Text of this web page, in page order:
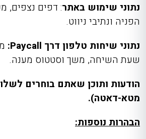
נתוני שימוש באתר: דפים נצפים,
הפניה ונתיבי ניווט.
נתוני שיחות טלפון דרך Paycall:
שעת השיחה, משך וסטטוס מענה.
הודעות ותוכן שאתם בוחרים
מטא-דאטה).
הבהרות נוספות: